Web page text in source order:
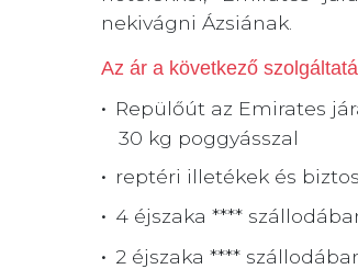
nekivágni Ázsiának.
Az ár a következő
Repülőút az Emirates
30 kg poggyásszal
reptéri illetékek és
4 éjszaka ****
2 éjszaka ****